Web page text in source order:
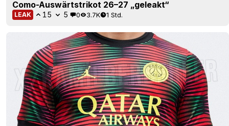
Como-Auswärtstrikot 26–27 „geleakt“
LEAK 15 5 0 3.7K 1 Std.